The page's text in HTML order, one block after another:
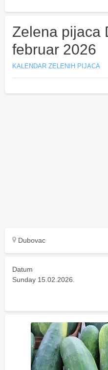
Zelena pijaca
februar 2026
KALENDAR ZELENIH PIJACA
Dubovac
Datum
Sunday 15.02.2026.